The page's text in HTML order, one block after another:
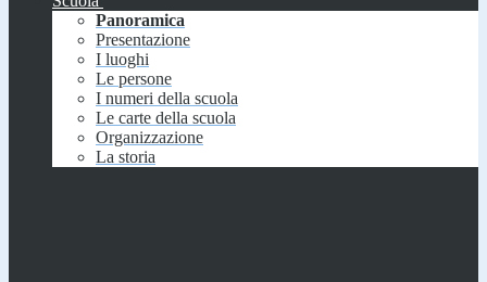
Panoramica
Presentazione
I luoghi
Le persone
I numeri della scuola
Le carte della scuola
Organizzazione
La storia